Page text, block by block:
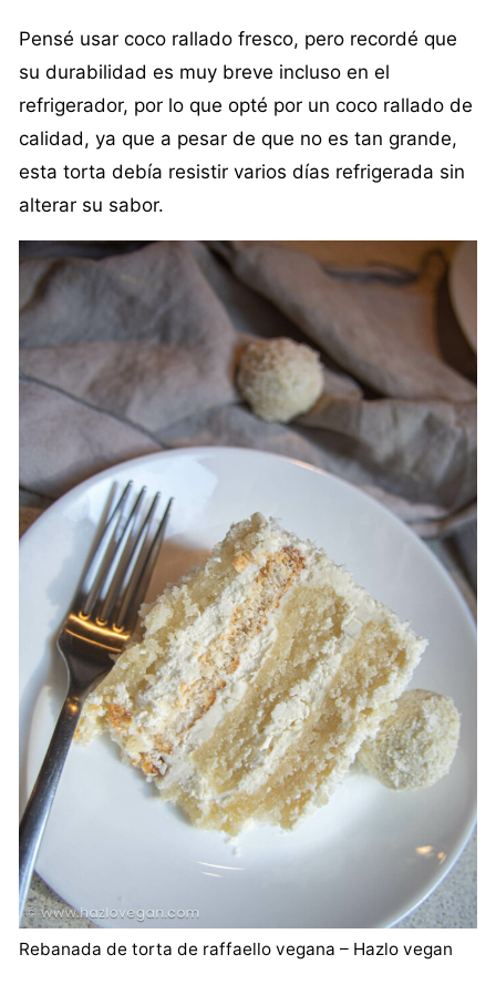
Pensé usar coco rallado fresco, pero recordé que
su durabilidad es muy breve incluso en el
refrigerador, por lo que opté por un coco rallado de
calidad, ya que a pesar de que no es tan grande,
esta torta debía resistir varios días refrigerada sin
alterar su sabor.
Rebanada de torta de raffaello vegana – Hazlo vegan